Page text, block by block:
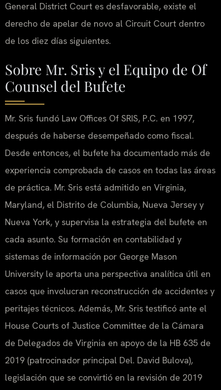
General District Court es desfavorable, existe el
derecho de apelar de novo al Circuit Court dentro
de los diez días siguientes.
Sobre Mr. Sris y el Equipo de Of
Counsel del Bufete
Mr. Sris fundó Law Offices Of SRIS, P.C. en 1997,
después de haberse desempeñado como fiscal.
Desde entonces, el bufete ha documentado más de
experiencia comprobada de casos en todas las áreas
de práctica. Mr. Sris está admitido en Virginia,
Maryland, el Distrito de Columbia, Nueva Jersey y
Nueva York, y supervisa la estrategia del bufete en
cada asunto. Su formación en contabilidad y
sistemas de información por George Mason
University le aporta una perspectiva analítica útil en
casos que involucran reconstrucción de accidentes y
peritajes técnicos. Además, Mr. Sris testificó ante el
House Courts of Justice Committee de la Cámara
de Delegados de Virginia en apoyo de la HB 635 de
2019 (patrocinador principal Del. David Bulova),
legisla­ción que se convirtió en la revisión de 2019